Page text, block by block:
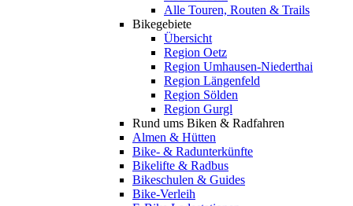
Alle Touren, Routen & Trails
Bikegebiete
Übersicht
Region Oetz
Region Umhausen-Niederthai
Region Längenfeld
Region Sölden
Region Gurgl
Rund ums Biken & Radfahren
Almen & Hütten
Bike- & Radunterkünfte
Bikelifte & Radbus
Bikeschulen & Guides
Bike-Verleih